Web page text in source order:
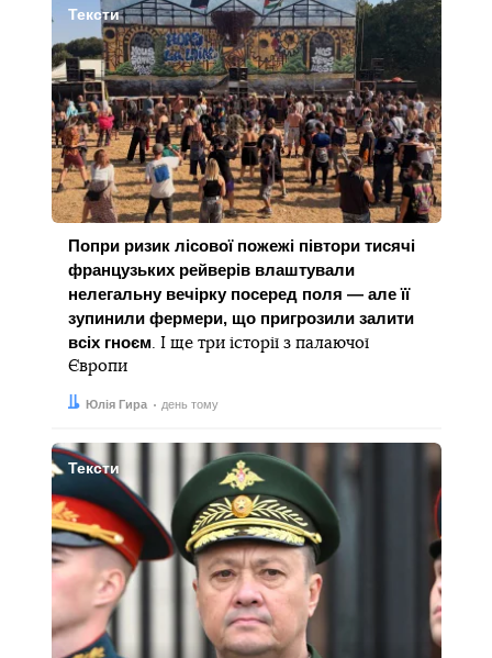
Тексти
Попри ризик лісової пожежі півтори тисячі
французьких рейверів влаштували
нелегальну вечірку посеред поля — але її
зупинили фермери, що пригрозили залити
всіх гноєм . І ще три історії з палаючої
Європи
Автор:
Юлія Гира
Дата: день тому
Тексти